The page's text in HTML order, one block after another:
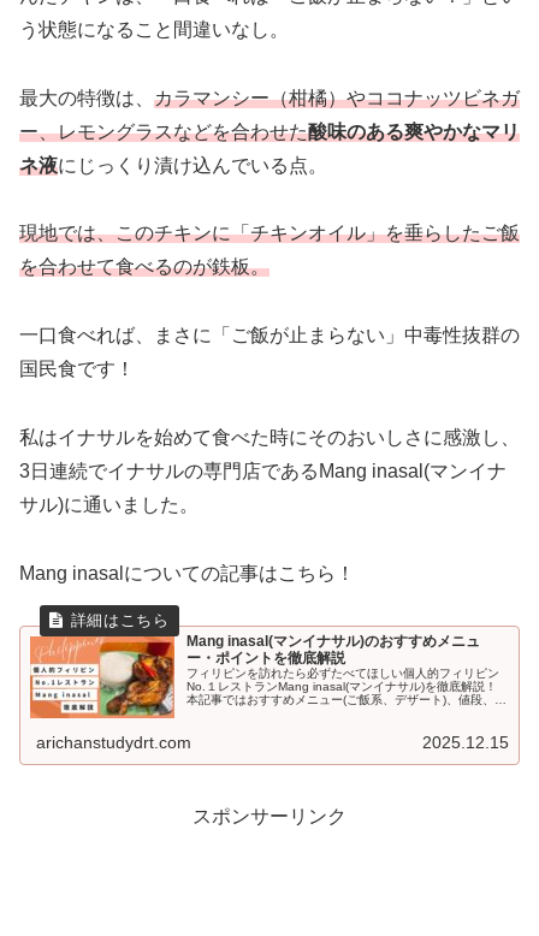
う状態になること間違いなし。
最大の特徴は、 カラマンシー（柑橘）やココナッツビネガ
ー、レモングラスなどを合わせた酸味のある爽やかなマリ
ネ液にじっくり漬け込んでいる点。
現地では、このチキンに「チキンオイル」を垂らしたご飯
を合わせて食べるのが鉄板。
一口食べれば、まさに「ご飯が止まらない」中毒性抜群の
国民食です！
私はイナサルを始めて食べた時にそのおいしさに感激し、
3日連続でイナサルの専門店であるMang inasal(マンイナ
サル)に通いました。
Mang inasalについての記事はこちら！
Mang inasal(マンイナサル)のおすすめメニュ
ー・ポイントを徹底解説
フィリピンを訪れたら必ずたべてほしい個人的フィリピン
No.１レストランMang inasal(マンイナサル)を徹底解説！
本記事ではおすすめメニュー(ご飯系、デザート)、値段、
す。
arichanstudydrt.com 2025.12.15
スポンサーリンク